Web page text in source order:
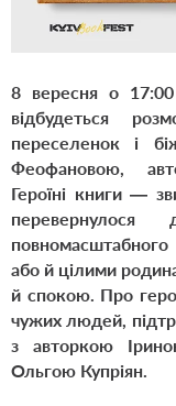
8 вересня о
відбудеться
переселенок і
Феофановою,
Героїні книги —
або й цілими
й спокою. Про
чужих людей,
з авторкою
Ольгою Купріян.